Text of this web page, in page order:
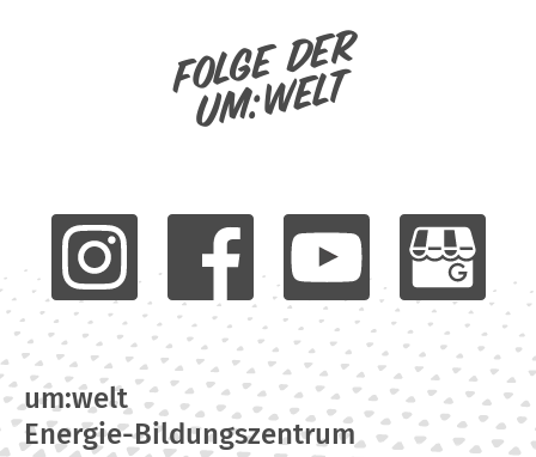
Folge der
um:welt
um:welt
Energie-Bildungszentrum